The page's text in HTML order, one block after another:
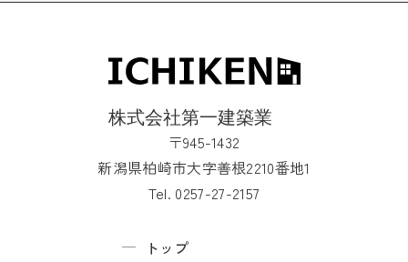
〒945-1432
新潟県柏崎市大字善根2210番地1
Tel. 0257-27-2157
トップ